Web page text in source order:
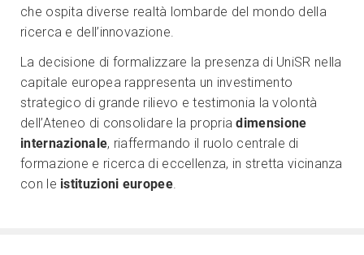
che ospita diverse realtà lombarde del mondo della
ricerca e dell’innovazione.
La decisione di formalizzare la presenza di UniSR nella
capitale europea rappresenta un investimento
strategico di grande rilievo e testimonia la volontà
dell’Ateneo di consolidare la propriadimensione
internazionale, riaffermando il ruolo centrale di
formazione e ricerca di eccellenza, in stretta vicinanza
con le istituzioni europee.